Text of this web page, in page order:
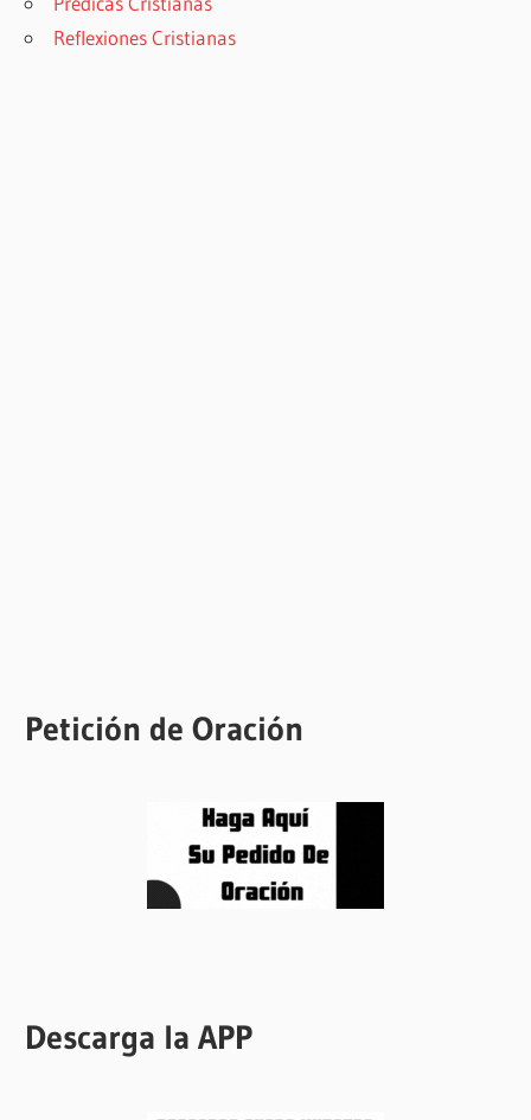
Reflexiones Cristianas
Petición de Oración
Descarga la APP